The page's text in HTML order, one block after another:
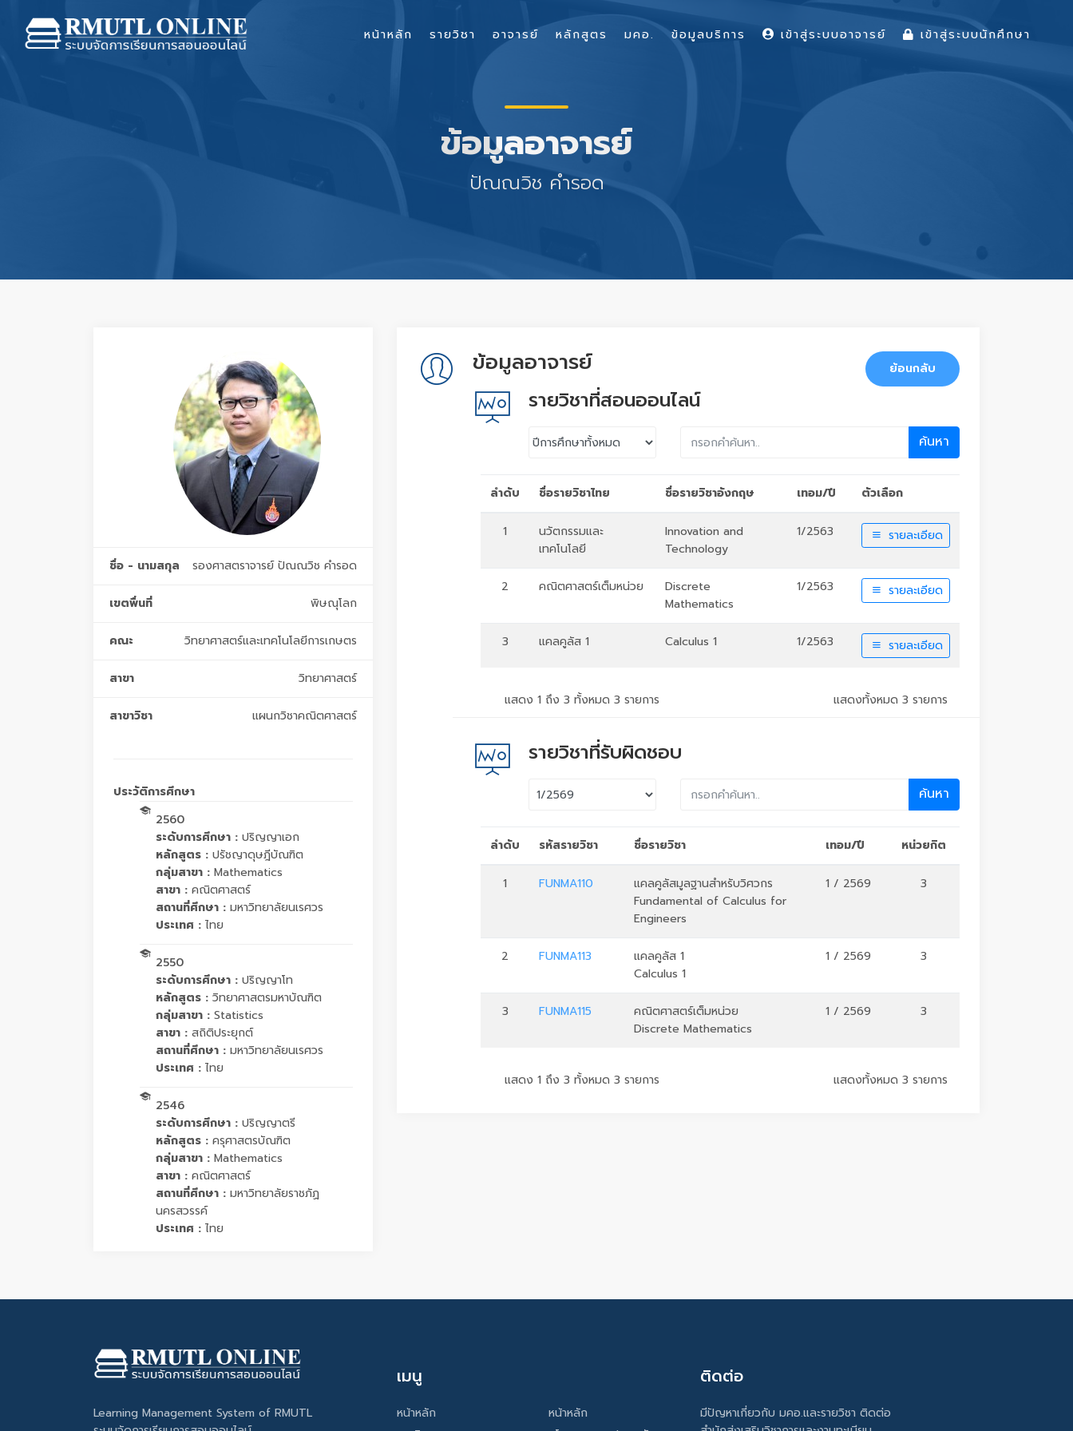
ข้อมูลอาจารย์
ปัณณวิช คำรอด
ชื่อ - นามสกุล รองศาสตราจารย์ ปัณณวิช คำรอด
เขตพื่นที่ พิษณุโลก
คณะ วิทยาศาสตร์และเทคโนโลยีการเกษตร
สาขา วิทยาศาสตร์
สาขาวิชา แผนกวิชาคณิตศาสตร์
ประวัติการศึกษา
2560
ระดับการศึกษา : ปริญญาเอก
หลักสูตร : ปรัชญาดุษฎีบัณฑิต
กลุ่มสาขา : Mathematics
สาขา : คณิตศาสตร์
สถานที่ศึกษา : มหาวิทยาลัยนเรศวร
ประเทศ : ไทย
2550
ระดับการศึกษา : ปริญญาโท
หลักสูตร : วิทยาศาสตรมหาบัณฑิต
กลุ่มสาขา : Statistics
สาขา : สถิติประยุกต์
สถานที่ศึกษา : มหาวิทยาลัยนเรศวร
ประเทศ : ไทย
2546
ระดับการศึกษา : ปริญญาตรี
หลักสูตร : ครุศาสตรบัณฑิต
กลุ่มสาขา : Mathematics
สาขา : คณิตศาสตร์
สถานที่ศึกษา : มหาวิทยาลัยราชภัฏ
นครสวรรค์
ประเทศ : ไทย
ข้อมูลอาจารย์ ย้อนกลับ
รายวิชาที่สอนออนไลน์
ค้นหา
ลำดับ ชื่อรายวิชาไทย ชื่อรายวิชาอังกฤษ เทอม/ปี ตัวเลือก
1
นวัตกรรมและ
เทคโนโลยี
Innovation and
Technology
1/2563 รายละเอียด
2 คณิตศาสตร์เต็มหน่วย
Discrete
Mathematics
1/2563 รายละเอียด
3 แคลคูลัส 1 Calculus 1 1/2563 รายละเอียด
แสดง 1 ถึง 3 ทั้งหมด 3 รายการ แสดงทั้งหมด 3 รายการ
รายวิชาที่รับผิดชอบ
ค้นหา
ลำดับ รหัสรายวิชา ชื่อรายวิชา เทอม/ปี หน่วยกิต
1 FUNMA110
แคลคูลัสมูลฐานสำหรับวิศวกร
Fundamental of Calculus for
Engineers
1 / 2569 3
2 FUNMA113
แคลคูลัส 1
Calculus 1
1 / 2569 3
3 FUNMA115
คณิตศาสตร์เต็มหน่วย
Discrete Mathematics
1 / 2569 3
แสดง 1 ถึง 3 ทั้งหมด 3 รายการ แสดงทั้งหมด 3 รายการ
Learning Management System of RMUTL
เมนู
หน้าหลัก
หน้าหลัก
ติดต่อ
มีปัญหาเกี่ยวกับ มคอ.และรายวิชา ติดต่อ
หน้าหลัก รายวิชา อาจารย์ หลักสูตร มคอ. ข้อมูลบริการ เข้าสู่ระบบอาจารย์ เข้าสู่ระบบนักศึกษา